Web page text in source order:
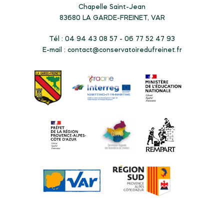
Chapelle Saint-Jean
83680 LA GARDE-FREINET, VAR
Tél : 04 94 43 08 57 - 06 77 52 47 93
E-mail : contact@conservatoiredufreinet.fr